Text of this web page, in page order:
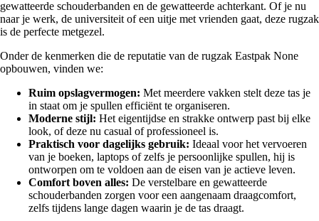
gewatteerde schouderbanden en de gewatteerde achterkant. Of je nu
naar je werk, de universiteit of een uitje met vrienden gaat, deze rugzak
is de perfecte metgezel.
Onder de kenmerken die de reputatie van de rugzak Eastpak None
opbouwen, vinden we:
Ruim opslagvermogen: Met meerdere vakken stelt deze tas je
in staat om je spullen efficiënt te organiseren.
Moderne stijl: Het eigentijdse en strakke ontwerp past bij elke
look, of deze nu casual of professioneel is.
Praktisch voor dagelijks gebruik: Ideaal voor het vervoeren
van je boeken, laptops of zelfs je persoonlijke spullen, hij is
ontworpen om te voldoen aan de eisen van je actieve leven.
Comfort boven alles: De verstelbare en gewatteerde
schouderbanden zorgen voor een aangenaam draagcomfort,
zelfs tijdens lange dagen waarin je de tas draagt.